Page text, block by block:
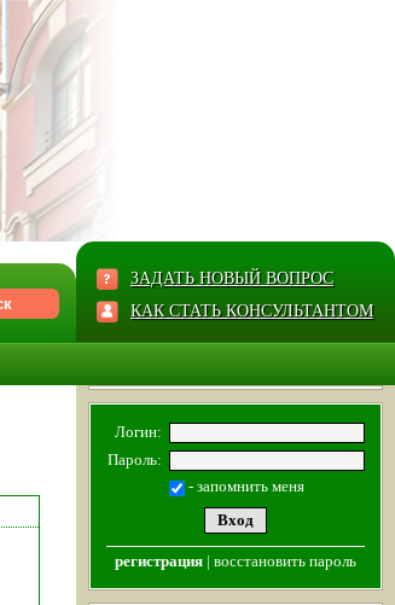
ЗАДАТЬ НОВЫЙ ВОПРОС
КАК СТАТЬ КОНСУЛЬТАНТОМ
Логин:
Пароль:
- запомнить меня
регистрация | восстановить пароль